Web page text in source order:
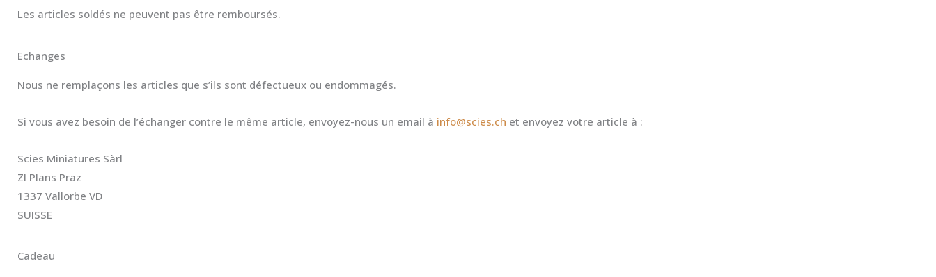
Les articles soldés ne peuvent pas être remboursés.
Echanges
Nous ne remplaçons les articles que s’ils sont défectueux ou endommagés.
Si vous avez besoin de l’échanger contre le même article, envoyez-nous un email à info@scies.ch et envoyez votre article à :
Scies Miniatures Sàrl
ZI Plans Praz
1337 Vallorbe VD
SUISSE
Cadeau